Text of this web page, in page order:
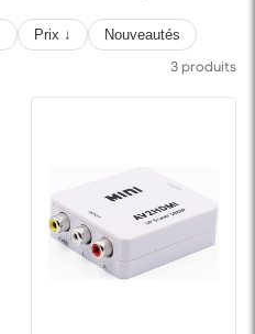
Prix ↓
Nouveautés
3 produits